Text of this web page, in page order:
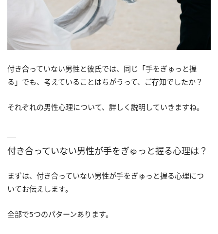
付き合っていない男性と彼氏では、同じ「手をぎゅっと握
る」でも、考えていることはちがうって、ご存知でしたか？
それぞれの男性心理について、詳しく説明していきますね。
付き合っていない男性が手をぎゅっと握る心理は？
まずは、付き合っていない男性が手をぎゅっと握る心理につ
いてお伝えします。
全部で5つのパターンあります。